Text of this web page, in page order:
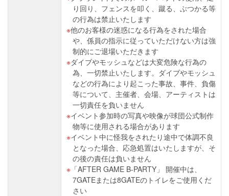
り回り、フェンスを叩く、蹴る、ぶつかる等
の行為は禁止いたします
他のお客様の迷惑になる行為をされた場合
や、係員の指示に従っていただけない方は強
制的にご退場いただきます
ダイブやモッシュなどは大変危険な行為の
為、一切禁止いたします。ダイブやモッシュ
などの行為により起こった事故、事件、負傷
等について、主催者、会場、アーティストは
一切責任を負いません
イベント参加時の写真や映像が球団公式制作
物等に使用される場合があります
イベント中に怪我をされたり途中で体調不良
となった場合、応急処置はいたしますが、そ
の後の責任は負いません
「AFTER GAME B-PARTY」 開催中は、
7GATEまたは8GATEのトイレをご使用くだ
さい